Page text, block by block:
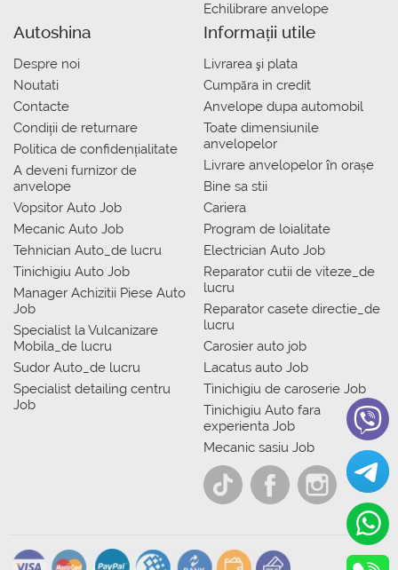
Echilibrare anvelope
Autoshina
Despre noi
Noutati
Contacte
Condiții de returnare
Politica de confidențialitate
A deveni furnizor de
anvelope
Vopsitor Auto Job
Mecanic Auto Job
Tehnician Auto_de lucru
Tinichigiu Auto Job
Manager Achizitii Piese Auto
Job
Specialist la Vulcanizare
Mobila_de lucru
Sudor Auto_de lucru
Specialist detailing centru
Job
Informații utile
Livrarea şi plata
Сumpăra in credit
Anvelope dupa automobil
Toate dimensiunile
anvelopelor
Livrare anvelopelor în orașe
Bine sa stii
Cariera
Program de loialitate
Electrician Auto Job
Reparator cutii de viteze_de
lucru
Reparator casete directie_de
lucru
Carosier auto job
Lacatus auto Job
Tinichigiu de caroserie Job
Tinichigiu Auto fara
experienta Job
Mecanic sasiu Job